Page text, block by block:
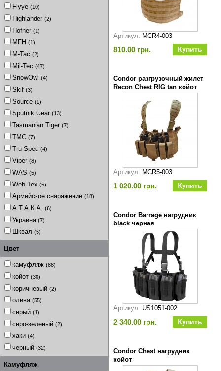
Flyye (10)
Highlander (2)
Hofner (1)
MFH (1)
M-Tac (2)
Mil-Tec (47)
SnowOwl (4)
Skif (3)
Source (1)
Sputnik Gear (13)
Tasmanian Tiger (7)
TMC (7)
Tru-Spec (4)
Viper (8)
WAS (5)
Web-Tex (5)
Армейское снаряжение (18)
А.Т.А.К.А. (6)
Украина (7)
Шквал (5)
Цвет
камуфляж (88)
койот (30)
коричневый (2)
олива (55)
серый (1)
серо-зеленый (2)
хаки (4)
черный (32)
Камуфляж
Артикул: MCR4-003
810.00 грн.
Condor разгрузочный жилет
Recon Chest RIG tan койот
Артикул: MCR5-003
1 020.00 грн.
Condor Barrage нагрудник
black черная
Артикул: US1051-002
2 340.00 грн.
Condor Chest нагрудник
койот